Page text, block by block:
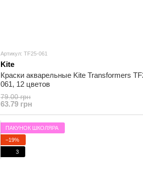
Артикул: TF25-061
Kite
Краски акварельные Kite Transformers
061, 12 цветов
79.00 грн
63.79 грн
ПАКУНОК ШКОЛЯРА
−19%
3